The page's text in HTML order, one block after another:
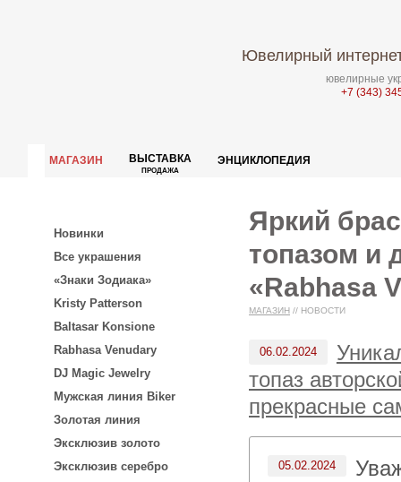
Ювелирный
ювелирные
+7 (343)
МАГАЗИН ВЫСТАВКА
ПРОДАЖА
ЭНЦИКЛОПЕДИЯ
Новинки
Все украшения
«Знаки Зодиака»
Kristy Patterson
Baltasar Konsione
Rabhasa Venudary
DJ Magic Jewelry
Мужская линия Biker
Золотая линия
Эксклюзив золото
Эксклюзив серебро
Яркий
топазом и
«Rabhasa
МАГАЗИН // НОВОСТИ
06.02.2024
топаз
прекрасные
05.02.2024